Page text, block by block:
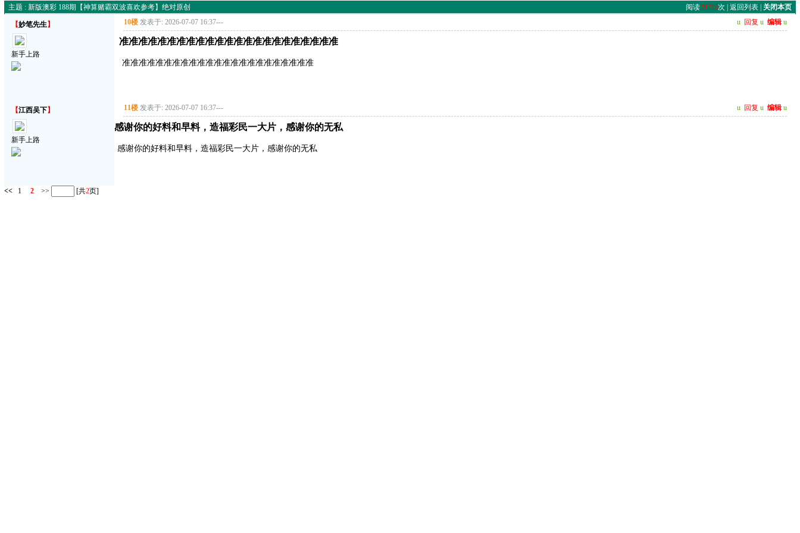
主题 : 新版澳彩 188期【神算赌霸双波喜欢参考】绝对原创 阅读28215次 | 返回列表| 关闭本页
【妙笔先生】
新手上路
10楼 发表于: 2026-07-07 16:37--- u 回复 u 编辑 u
准准准准准准准准准准准准准准准准准准准准准准准
准准准准准准准准准准准准准准准准准准准准准准准
【江西吴下】
新手上路
11楼 发表于: 2026-07-07 16:37--- u 回复 u 编辑 u
感谢你的好料和早料，造福彩民一大片，感谢你的无私
感谢你的好料和早料，造福彩民一大片，感谢你的无私
<< 1 2 >> [共2页]